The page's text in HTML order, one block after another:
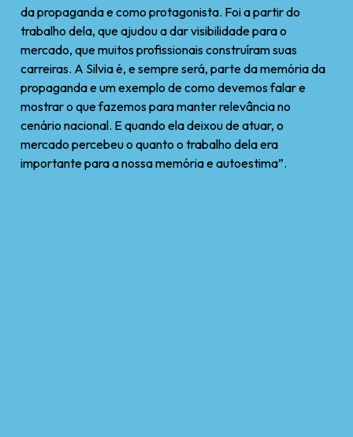
da propaganda e como protagonista. Foi a partir do
trabalho dela, que ajudou a dar visibilidade para o
mercado, que muitos profissionais construíram suas
carreiras. A Silvia é, e sempre será, parte da memória da
propaganda e um exemplo de como devemos falar e
mostrar o que fazemos para manter relevância no
cenário nacional. E quando ela deixou de atuar, o
mercado percebeu o quanto o trabalho dela era
importante para a nossa memória e autoestima”.